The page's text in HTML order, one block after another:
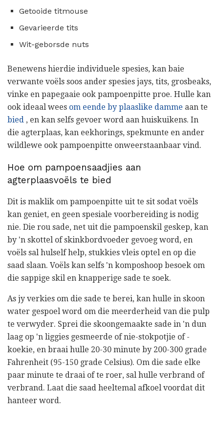
Getooide titmouse
Gevarieerde tits
Wit-geborsde nuts
Benewens hierdie individuele spesies, kan baie
verwante voëls soos ander spesies jays, tits, grosbeaks,
vinke en papegaaie ook pampoenpitte proe. Hulle kan
ook ideaal wees om eende by plaaslike damme aan te
bied , en kan selfs gevoer word aan huiskuikens. In
die agterplaas, kan eekhorings, spekmunte en ander
wildlewe ook pampoenpitte onweerstaanbaar vind.
Hoe om pampoensaadjies aan
agterplaasvoëls te bied
Dit is maklik om pampoenpitte uit te sit sodat voëls
kan geniet, en geen spesiale voorbereiding is nodig
nie. Die rou sade, net uit die pampoenskil geskep, kan
by 'n skottel of skinkbordvoeder gevoeg word, en
voëls sal hulself help, stukkies vleis optel en op die
saad slaan. Voëls kan selfs 'n komposhoop besoek om
die sappige skil en knapperige sade te soek.
As jy verkies om die sade te berei, kan hulle in skoon
water gespoel word om die meerderheid van die pulp
te verwyder. Sprei die skoongemaakte sade in 'n dun
laag op 'n liggies gesmeerde of nie-stokpotjie of -
koekie, en braai hulle 20-30 minute by 200-300 grade
Fahrenheit (95-150 grade Celsius). Om die sade elke
paar minute te draai of te roer, sal hulle verbrand of
verbrand. Laat die saad heeltemal afkoel voordat dit
hanteer word.